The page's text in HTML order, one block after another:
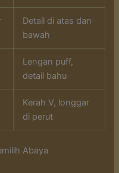
Detail di atas dan
bawah
Lengan puff,
detail bahu
Kerah V, longgar
di perut
Abaya